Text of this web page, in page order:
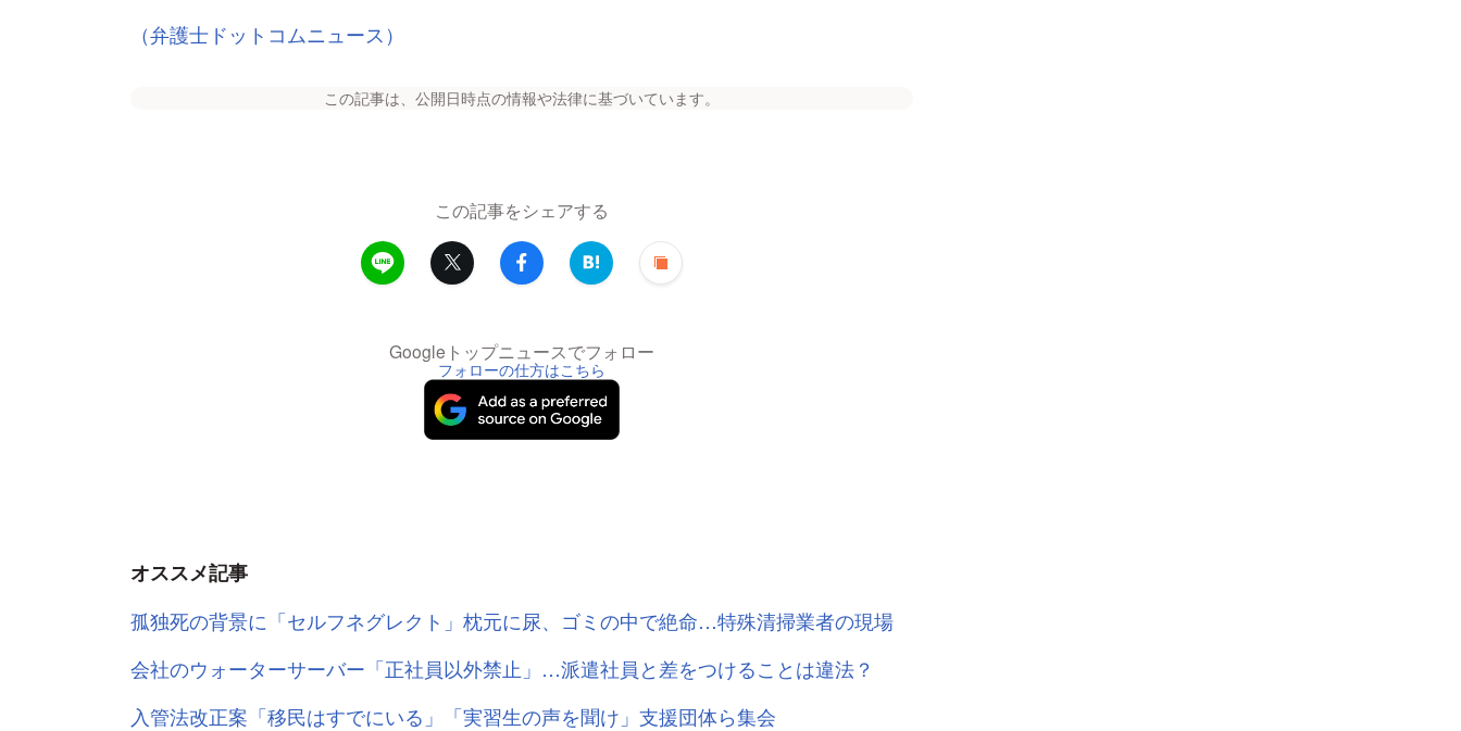
（弁護士ドットコムニュース）
この記事は、公開日時点の情報や法律に基づいています。
この記事をシェアする
Googleトップニュースでフォロー
フォローの仕方はこちら
オススメ記事
孤独死の背景に「セルフネグレクト」枕元に尿、ゴミの中で絶命…特殊清掃業者の現場
会社のウォーターサーバー「正社員以外禁止」…派遣社員と差をつけることは違法？
入管法改正案「移民はすでにいる」「実習生の声を聞け」支援団体ら集会